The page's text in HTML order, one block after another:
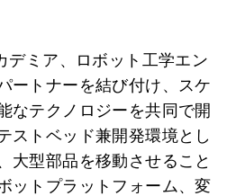
デミア、ロボット工学エン
ートナーを結び付け、スケ
なテクノロジーを共同で開
ストベッド兼開発環境とし
大型部品を移動させること
ットプラットフォーム、変